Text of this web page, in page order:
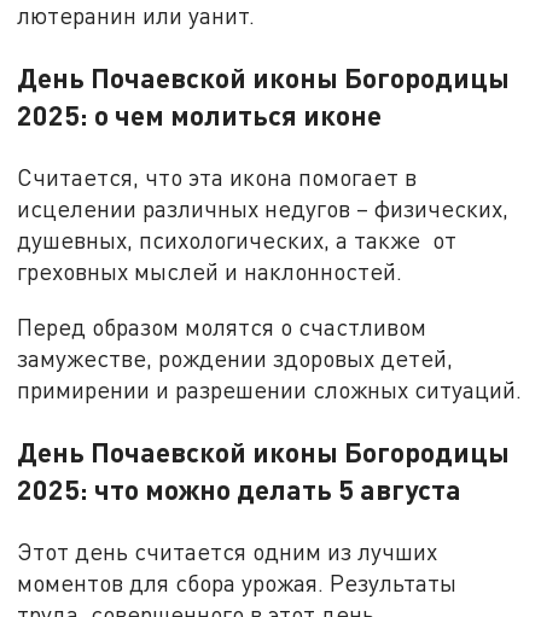
лютеранин или уанит.
День Почаевской иконы Богородицы
2025: о чем молиться иконе
Считается, что эта икона помогает в
исцелении различных недугов – физических,
душевных, психологических, а также от
греховных мыслей и наклонностей.
Перед образом молятся о счастливом
замужестве, рождении здоровых детей,
примирении и разрешении сложных ситуаций.
День Почаевской иконы Богородицы
2025: что можно делать 5 августа
Этот день считается одним из лучших
моментов для сбора урожая. Результаты